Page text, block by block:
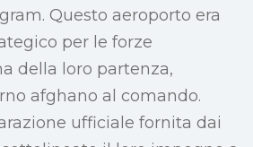
Questo aeroporto era
per le forze
della loro partenza,
afghano al comando.
ufficiale fornita dai